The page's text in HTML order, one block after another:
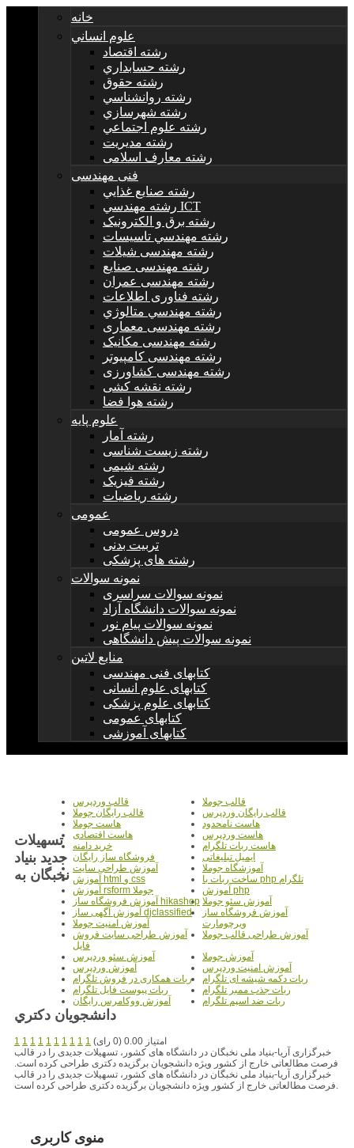
خانه
علوم انساني
رشته اقتصاد
رشته حسابداري
رشته حقوق
رشته روانشناسي
رشته شهرسازي
رشته علوم اجتماعي
رشته مديريت
رشته معارف اسلامی
فنی مهندسی
رشته صنايع غذايي
رشته مهندسي ICT
رشته برق و الکترونيک
رشته مهندسي تاسيسات
رشته مهندسی شیلات
رشته مهندسی صنایع
رشته مهندسی عمران
رشته فناوری اطلاعات
رشته مهندسي متالوژي
رشته مهندسی معماری
رشته مهندسی مکانیک
رشته مهندسی کامپیوتر
رشته مهندسی کشاورزی
رشته نقشه کشی
رشته هوا فضا
علوم پایه
رشته آمار
رشته زیست شناسی
رشته شیمی
رشته فیزیک
رشته ریاضیات
عمومی
دروس عمومی
تربیت بدنی
رشته های پزشکی
نمونه سوالات
نمونه سوالات سراسری
نمونه سوالات دانشگاه آزاد
نمونه سوالات پیام نور
نمونه سوالات پیش دانشگاهی
منابع لاتین
کتابهای فنی مهندسی
کتابهای علوم انسانی
کتابهای علوم پزشکی
کتابهای عمومی
کتابهای آموزشی
قالب جوملا
قالب وردپرس
قالب رایگان وردپرس
قالب رایگان جوملا
هاست نامحدود
هاست جوملا
هاست وردپرس
هاست اقتصادی
هاست ربات تلگرام
خرید دامنه
ایمیل تبلیغاتی
فروشگاه ساز رایگان
آموزشگاه جوملا
آموزش طراحی سایت
ساخت ربات با php تلگرام
آموزش html و css
آموزش php
آموزش rsform جوملا
آموزش سئو جوملا آموزش فروشگاه ساز hikashop
آموزش فروشگاه ساز
ویرچومارت
آموزش آگهی ساز djclassified
آموزش امنیت جوملا
آموزش طراحی قالب جوملا
آموزش طراحی سایت فروش
فایل
آموزش جوملا
آموزش سئو وردپرس
آموزش امنیت وردپرس
آموزش وردپرس
ربات دکمه شیشه ای تلگرام
ربات همکاری در فروش تلگرام
ربات جذب ممبر تلگرام
ربات پیوست فایل تلگرام
ربات ضد اسپم تلگرام
آموزش ووکامرس رایگان
تسهيلات
جديد بنياد
نخبگان به
دانشجويان دکتري
1 1 1 1 1 1 1 1 1 1
امتیاز 0.00 (0 رای)
خبرگزاری آریا-بنیاد ملی نخبگان در دانشگاه های کشور، تسهیلات جدیدی را در قالب
فرصت مطالعاتی خارج از کشور ویژه دانشجویان برگزیده دکتری طراحی کرده است.
خبرگزاری آریا-بنیاد ملی نخبگان در دانشگاه های کشور، تسهیلات جدیدی را در قالب
فرصت مطالعاتی خارج از کشور ویژه دانشجویان برگزیده دکتری طراحی کرده است.
منوی کاربری